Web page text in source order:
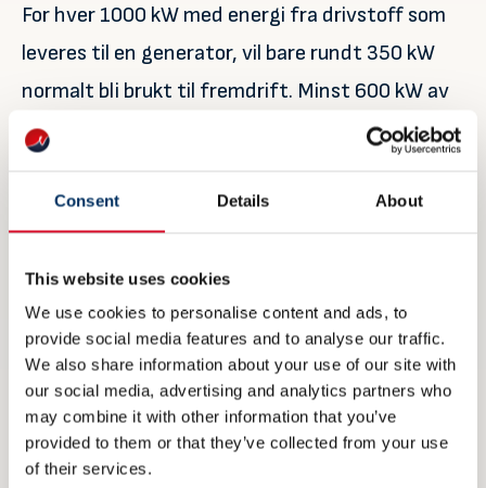
Consent Details About
This website uses cookies
We use cookies to personalise content and ads, to
provide social media features and to analyse our traffic.
We also share information about your use of our site with
our social media, advertising and analytics partners who
may combine it with other information that you’ve
provided to them or that they’ve collected from your use
of their services.
For hver 1000 kW med energi fra drivstoff som
leveres til en generator, vil bare rundt 350 kW
normalt bli brukt til fremdrift. Minst 600 kW av
den produserte energien går tapt gjennom
prosent av energien blir brukt effektivt. Ulmatec
utnytter denne tapte energien til andre
applikasjoner.
– Det betyr at opptil 75 prosent av den tilførte
energien kan utnyttes, noe som gir en god
økonomisk og miljømessig gevinst, konkluderer